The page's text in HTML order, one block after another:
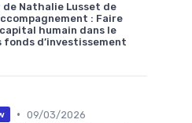
Nathalie Lusset de
: Faire
humain dans le
fonds d’investissement
• 09/03/2026